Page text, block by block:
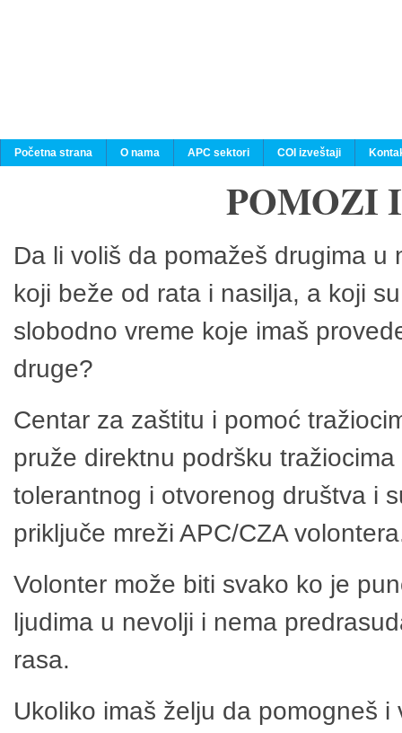
Početna strana O nama APC sektori COI izveštaji
POMOZI
Da li voliš da pomažeš drugima
koji beže od rata i nasilja, a koji
slobodno vreme koje imaš
druge?
Centar za zaštitu i pomoć
pruže direktnu podršku
tolerantnog i otvorenog društva i
priključe mreži APC/CZA
Volonter može biti svako ko je
ljudima u nevolji i nema
rasa.
Ukoliko imaš želju da pomogneš